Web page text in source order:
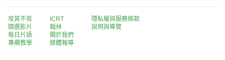
攻其不背
精選影片
每日片語
專欄教學
ICRT
翰林
關於我們
媒體報導
隱私權與服務條款
說明與導覽